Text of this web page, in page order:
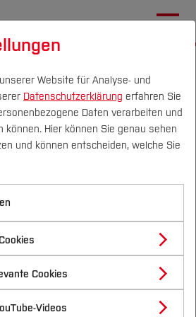
DE|EN Quicklinks
Prüfungen
Transfer
Transferprofil
(FuT)
studieren
übers
verrät
Effektivität von
Studium steigern.
Website für Analyse- und
Datenschutzerklärung erfahren Sie
Daten verarbeiten und
Hier können Sie genau sehen
und können entscheiden, welche Sie
Cookies
Videos